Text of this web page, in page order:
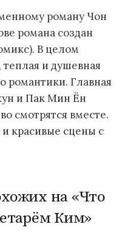
роману Чон
романа создан
В целом
теплая и душевная
романтики. Главная
и Пак Мин Ён
смотрятся вместе.
красивые сцены с
на «Что
Ким»